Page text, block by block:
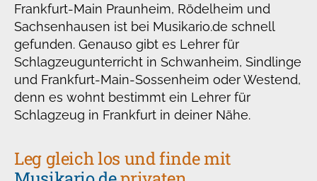
Frankfurt-Main Praunheim, Rödelheim und
Sachsenhausen ist bei Musikario.de schnell
gefunden. Genauso gibt es Lehrer für
Schlagzeugunterricht in Schwanheim, Sindlinge
und Frankfurt-Main-Sossenheim oder Westend,
denn es wohnt bestimmt ein Lehrer für
Schlagzeug in Frankfurt in deiner Nähe.
Leg gleich los und finde mit